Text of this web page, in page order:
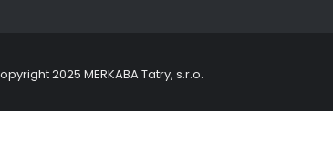
2025 MERKABA Tatry, s.r.o.